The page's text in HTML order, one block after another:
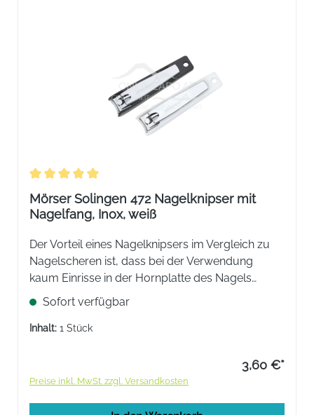
Durchschnittliche Bewertung von 5 von 5 Sternen
Mörser Solingen 472 Nagelknipser mit
Nagelfang, Inox, weiß
Der Vorteil eines Nagelknipsers im Vergleich zu
Nagelscheren ist, dass bei der Verwendung
kaum Einrisse in der Hornplatte des Nagels
entstehen. Der Nagel wird nicht einseitig belastet,
wie es bei Scheren üblich ist, der Druck durch die
parallelen Schneidflächen wird vielmehr auf die
verteilt.Nagelknipser, ca. 7cmMit praktischem
NagelfangDer Nagelknipser mit Nagelfang liegt
Sofort verfügbar
Inhalt: 1 Stück
3,60 €*
Preise inkl. MwSt. zzgl. Versandkosten